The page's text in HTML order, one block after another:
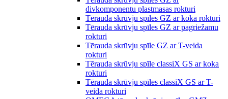
divkomponentu plastmasas rokturi
Tērauda skrūvju spīles GZ ar koka rokturi
Tērauda skrūvju spīles GZ ar pagriežamu
rokturi
Tērauda skrūvju spīle GZ ar T-veida
rokturi
Tērauda skrūvju spīle classiX GS ar koka
rokturi
Tērauda skrūvju spīles classiX GS ar T-
veida rokturi